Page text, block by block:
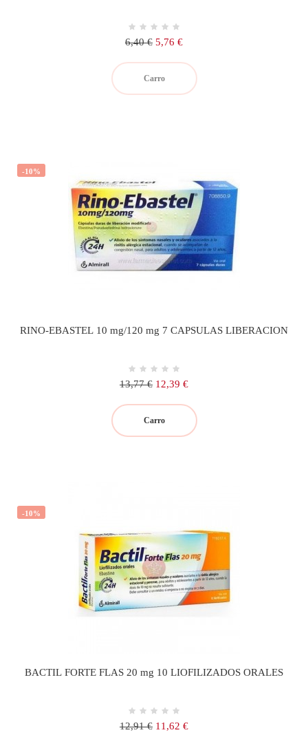
Precio
6,40 € Precio
5,76 €
Carro
-10%
RINO-EBASTEL 10 mg/120 mg 7 CAPSULAS LIBERACION
Precio
13,77 € Precio
12,39 €
Carro
-10%
BACTIL FORTE FLAS 20 mg 10 LIOFILIZADOS ORALES
Precio
12,91 € Precio
11,62 €